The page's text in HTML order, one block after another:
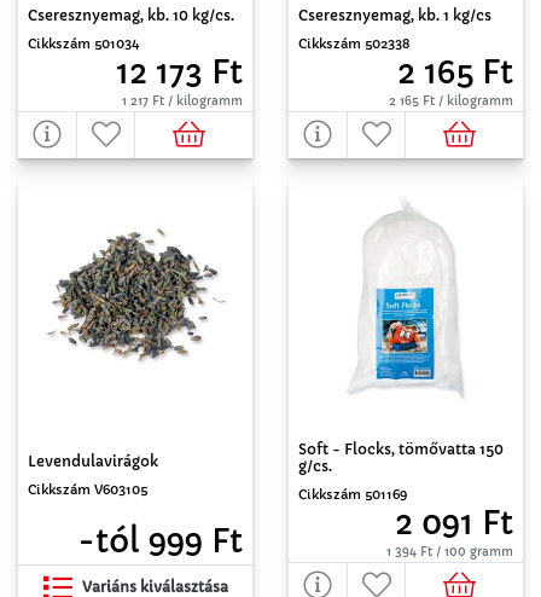
Cseresznyemag, kb. 10 kg/cs.
Cikkszám 501034
12 173 Ft
1 217 Ft / kilogramm
Cseresznyemag, kb. 1 kg/cs
Cikkszám 502338
2 165 Ft
2 165 Ft / kilogramm
Levendulavirágok
Cikkszám V603105
-tól 999 Ft
Variáns kiválasztása
Soft - Flocks, tömővatta 150
g/cs.
Cikkszám 501169
2 091 Ft
1 394 Ft / 100 gramm